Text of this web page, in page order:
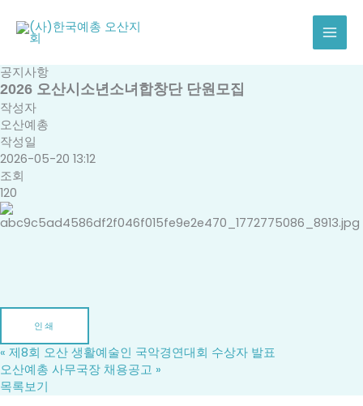
건
너
뛰
기
공지사항
2026 오산시소년소녀합창단 단원모집
작성자
오산예총
작성일
2026-05-20 13:12
조회
120
인쇄
« 제8회 오산 생활예술인 국악경연대회 수상자 발표
오산예총 사무국장 채용공고 »
목록보기